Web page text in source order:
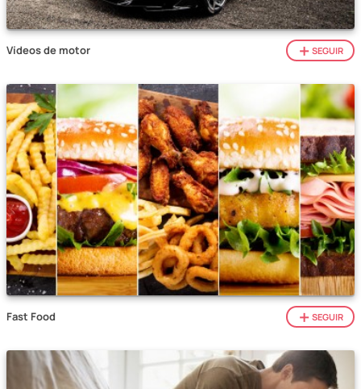
Vídeos de motor SEGUIR
Fast Food SEGUIR